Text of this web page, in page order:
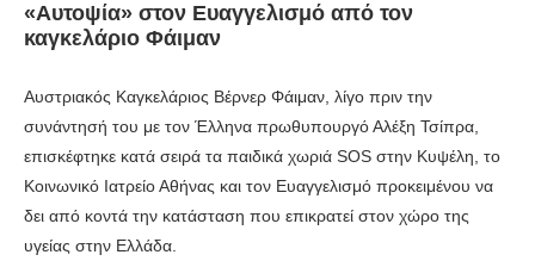
«Αυτοψία» στον Ευαγγελισμό από τον
καγκελάριο Φάιμαν
Αυστριακός Καγκελάριος Βέρνερ Φάιμαν, λίγο πριν την
συνάντησή του με τον Έλληνα πρωθυπουργό Αλέξη Τσίπρα,
επισκέφτηκε κατά σειρά τα παιδικά χωριά SOS στην Κυψέλη, το
Κοινωνικό Ιατρείο Αθήνας και τον Ευαγγελισμό προκειμένου να
δει από κοντά την κατάσταση που επικρατεί στον χώρο της
υγείας στην Ελλάδα.